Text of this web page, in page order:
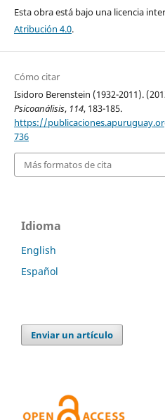
Esta obra está bajo una licencia
Atribución 4.0.
Cómo citar
Isidoro Berenstein (1932-2011).
Psicoanálisis, 114, 183-185.
https://
736
Más formatos de cita
Idioma
English
Español
Enviar un artículo